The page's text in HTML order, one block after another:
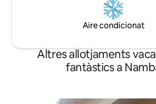
Aire condicionat
Altres allotjaments
fantàstics a